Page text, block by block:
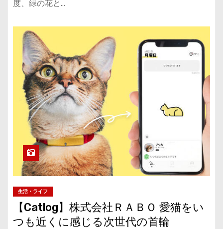
度、緑の花と…
生活・ライフ
【Catlog】株式会社ＲＡＢＯ 愛猫をい
つも近くに感じる次世代の首輪